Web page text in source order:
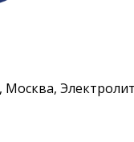
Москва,